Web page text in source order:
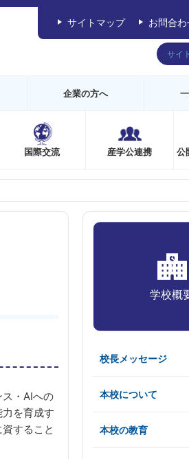
企業の方へ
国際交流 産学公連携 公
サイトマップ お問合
・AIへの
を育成す
すること
学校概
校長メッセージ
本校について
本校の教育